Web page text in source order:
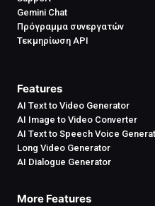
Gemini Chat
Πρόγραμμα συνεργατών
Τεκμηρίωση API
Features
AI Text to Video Generator
AI Image to Video Converter
AI Text to Speech Voice
Long Video Generator
AI Dialogue Generator
More Features